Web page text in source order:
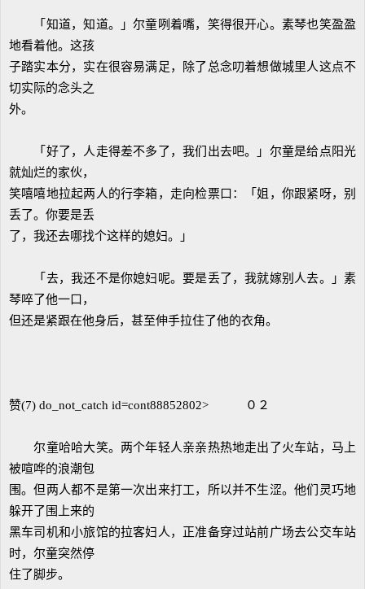
「知道，知道。」尔童咧着嘴，笑得很开心。素琴也笑盈盈
地看着他。这孩
子踏实本分，实在很容易满足，除了总念叨着想做城里人这点不
切实际的念头之
外。
「好了，人走得差不多了，我们出去吧。」尔童是给点阳光
就灿烂的家伙，
笑嘻嘻地拉起两人的行李箱，走向检票口：「姐，你跟紧呀，别
丢了。你要是丢
了，我还去哪找个这样的媳妇。」
「去，我还不是你媳妇呢。要是丢了，我就嫁别人去。」素
琴啐了他一口，
但还是紧跟在他身后，甚至伸手拉住了他的衣角。
赞(7) do_not_catch id=cont88852802> ０２
尔童哈哈大笑。两个年轻人亲亲热热地走出了火车站，马上
被喧哗的浪潮包
围。但两人都不是第一次出来打工，所以并不生涩。他们灵巧地
躲开了围上来的
黑车司机和小旅馆的拉客妇人，正准备穿过站前广场去公交车站
时，尔童突然停
住了脚步。